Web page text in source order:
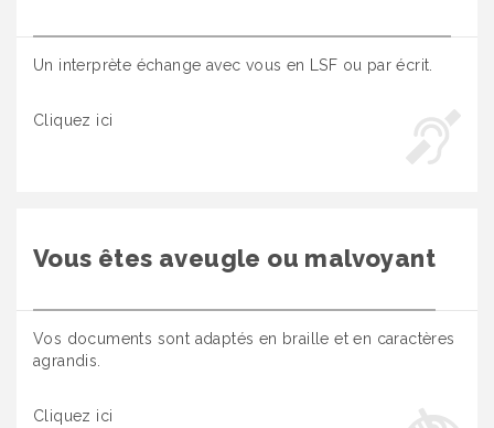
Un interprète échange avec vous en LSF ou par écrit.
Cliquez ici
Vous êtes aveugle ou malvoyant
Vos documents sont adaptés en braille et en caractères
agrandis.
Cliquez ici